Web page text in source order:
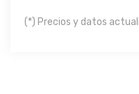
(*) Precios y datos